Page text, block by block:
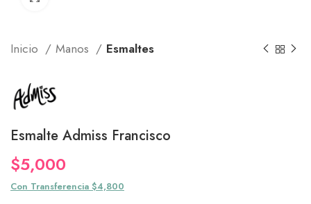
Inicio Manos Esmaltes
Esmalte Admiss Francisco
$5,000
Con Transferencia $4,800